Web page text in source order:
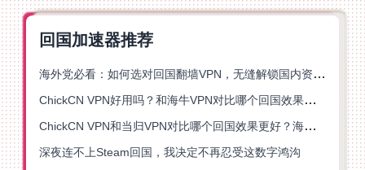
回国加速器推荐
海外党必看：如何选对回国翻墙VPN，无缝解锁国内资源？
ChickCN VPN好用吗？和海牛VPN对比哪个回国效果更好？
ChickCN VPN和当归VPN对比哪个回国效果更好？海外党亲测后选了它
深夜连不上Steam回国，我决定不再忍受这数字鸿沟